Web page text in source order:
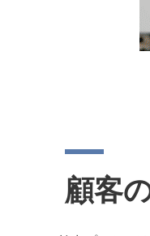
顧客